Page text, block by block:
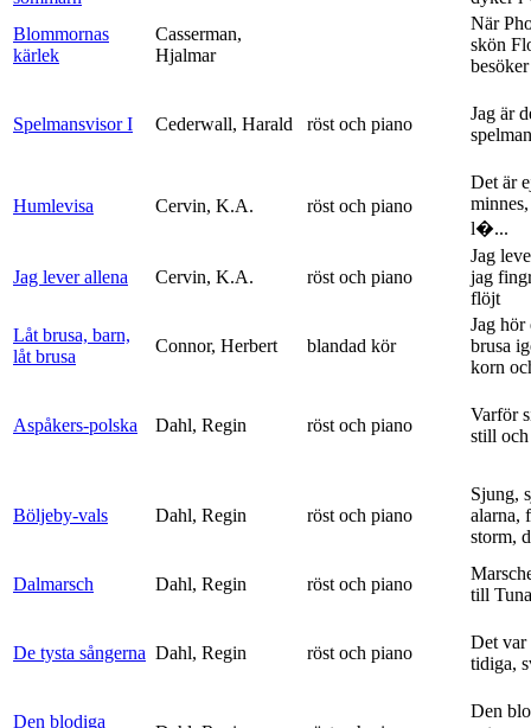
Blommornas
kärlek
Casserman,
Hjalmar
När
skön
besöker
Spelmansvisor I Cederwall, Harald röst och piano
Jag är
spelman
Humlevisa Cervin, K.A. röst och piano
Det är
l�...
Jag lever allena Cervin, K.A. röst och piano
Jag
jag
flöjt
Låt brusa, barn,
låt brusa
Connor, Herbert blandad kör
Jag hör
brusa
korn
Aspåkers-polska Dahl, Regin röst och piano
Varför
still
Böljeby-vals Dahl, Regin röst och piano
Sjung,
alarna,
storm,
Dalmarsch Dahl, Regin röst och piano
till Tuna
De tysta sångerna Dahl, Regin röst och piano
Det var
tidiga,
Den blodiga
Den